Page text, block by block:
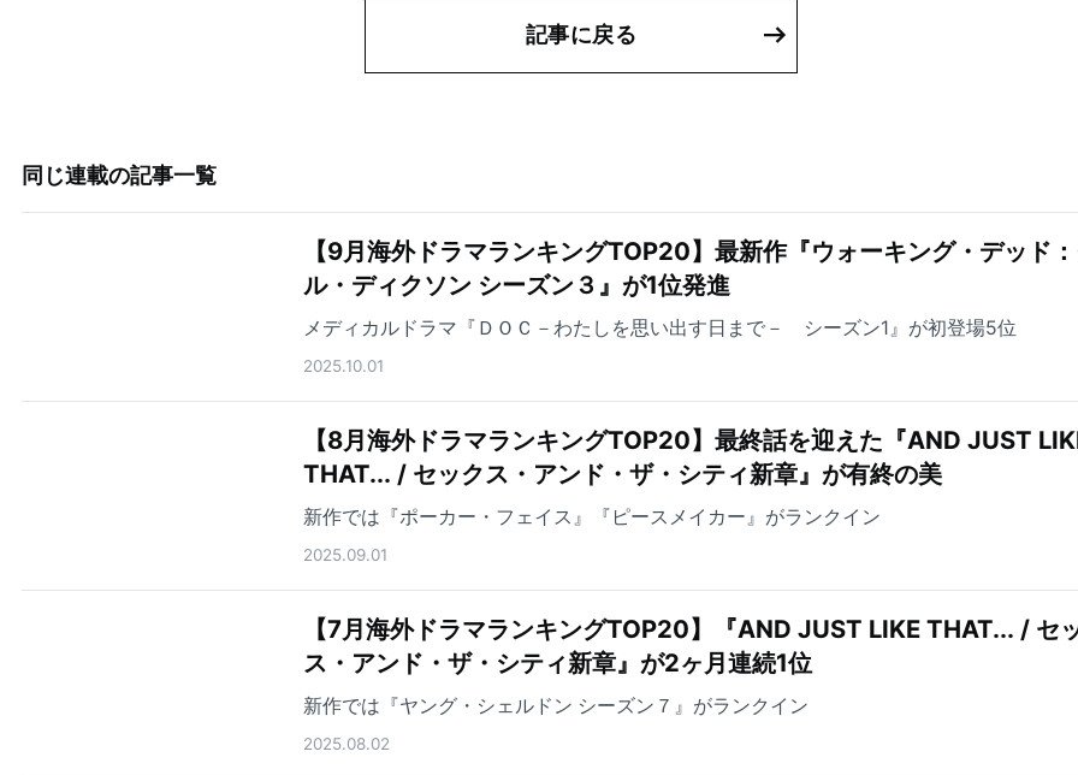
記事に戻る
同じ連載の記事一覧
【9月海外ドラマランキングTOP20】最新作『ウォーキング・デッド：
ル・ディクソン シーズン３』が1位発進
メディカルドラマ『ＤＯＣ－わたしを思い出す日まで－ シーズン1』が初登場5位
2025.10.01
【8月海外ドラマランキングTOP20】最終話を迎えた『AND JUST
THAT... / セックス・アンド・ザ・シティ新章』が有終の美
新作では『ポーカー・フェイス』『ピースメイカー』がランクイン
2025.09.01
【7月海外ドラマランキングTOP20】『AND JUST LIKE THAT... / セ
ス・アンド・ザ・シティ新章』が2ヶ月連続1位
新作では『ヤング・シェルドン シーズン７』がランクイン
2025.08.02